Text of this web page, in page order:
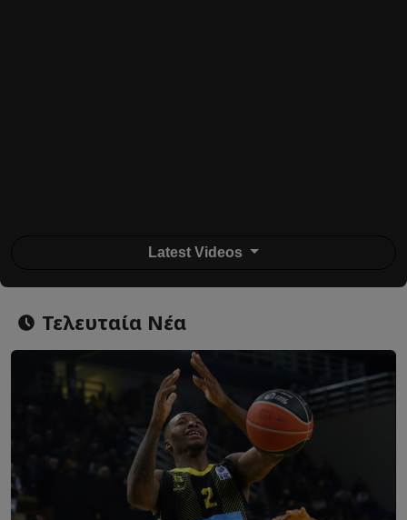
Latest Videos
Τελευταία Νέα